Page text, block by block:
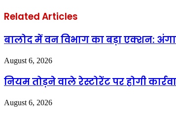
Related Articles
बालोद में वन विभाग का बड़ा एक्शन:
August 6, 2026
नियम तोड़ने वाले रेस्टोरेंट पर होगी
August 6, 2026